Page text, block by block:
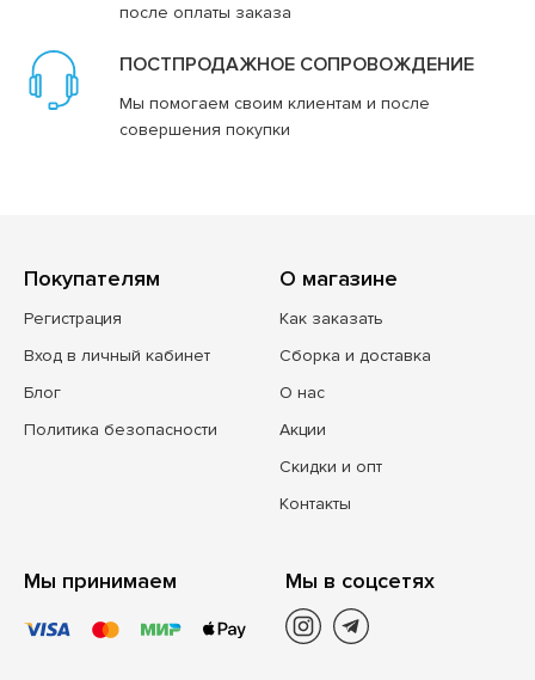
после оплаты заказа
ПОСТПРОДАЖНОЕ СОПРОВОЖДЕНИЕ
Мы помогаем своим клиентам и после
совершения покупки
Покупателям
Регистрация
Вход в личный кабинет
Блог
Политика безопасности
О магазине
Как заказать
Сборка и доставка
О нас
Акции
Скидки и опт
Контакты
Мы принимаем Мы в соцсетях